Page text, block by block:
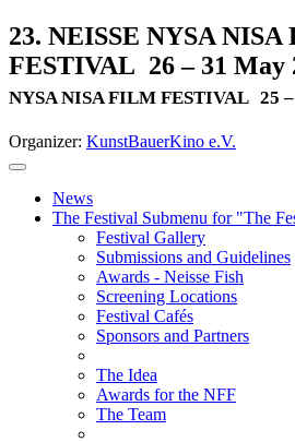
23. NEISSE NYSA
FESTIVAL 26 – 31
NYSA NISA FILM FESTIVAL 25
Organizer: KunstBauerKino e.V.
News
The Festival Submenu for "The
Festival Gallery
Submissions and Guidelines
Awards - Neisse Fish
Screening Locations
Festival Cafés
Sponsors and Partners
The Idea
Awards for the NFF
The Team